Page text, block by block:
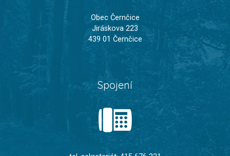
Obec Černčice
Jiráskova 223
439 01 Černčice
Spojení